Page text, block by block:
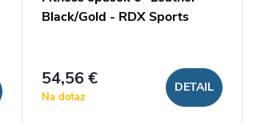
Black/Gold - RDX Sports
54,56 €
Na dotaz
DETAIL